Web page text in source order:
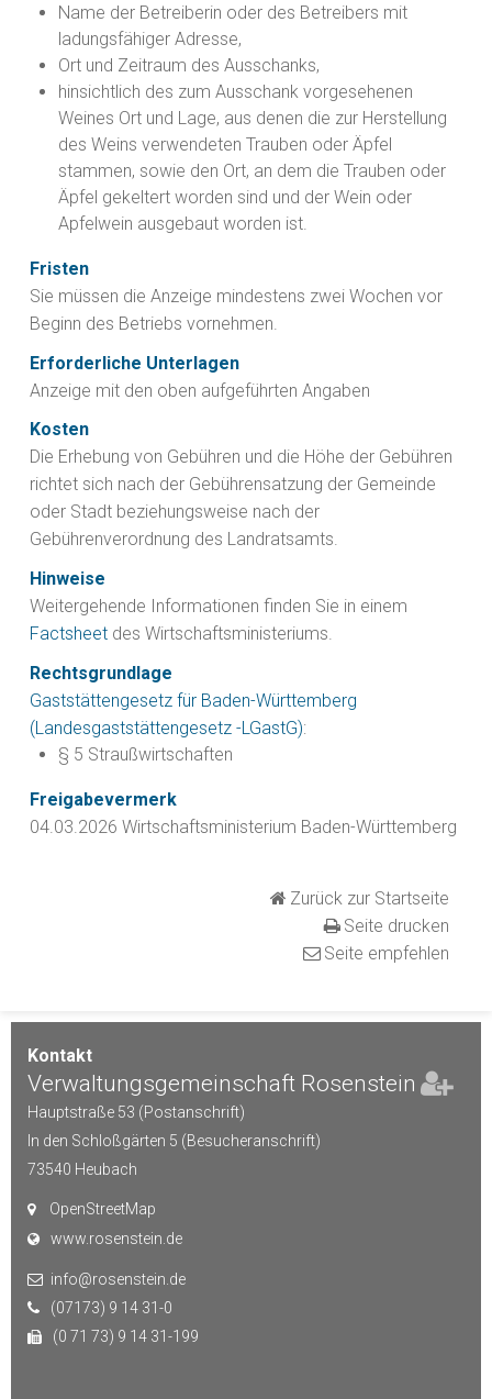
Kontakt
Verwaltungsgemeinschaft Rosenstein
Hauptstraße 53 (Postanschrift)
In den Schloßgärten 5 (Besucheranschrift)
73540 Heubach
OpenStreetMap
www.rosenstein.de
info@rosenstein.de
(07173) 9 14 31-0
(0 71 73) 9 14 31-199
Name der Betreiberin oder des Betreibers mit
ladungsfähiger Adresse,
Ort und Zeitraum des Ausschanks,
hinsichtlich des zum Ausschank vorgesehenen
Weines Ort und Lage, aus denen die zur Herstellung
des Weins verwendeten Trauben oder Äpfel
stammen, sowie den Ort, an dem die Trauben oder
Äpfel gekeltert worden sind und der Wein oder
Apfelwein ausgebaut worden ist.
Fristen
Sie müssen die Anzeige mindestens zwei Wochen vor
Beginn des Betriebs vornehmen.
Erforderliche Unterlagen
Anzeige mit den oben aufgeführten Angaben
Kosten
Die Erhebung von Gebühren und die Höhe der Gebühren
richtet sich nach der Gebührensatzung der Gemeinde
oder Stadt beziehungsweise nach der
Gebührenverordnung des Landratsamts.
Hinweise
Weitergehende Informationen finden Sie in einem
Factsheet des Wirtschaftsministeriums.
Rechtsgrundlage
Gaststättengesetz für Baden-Württemberg
(Landesgaststättengesetz -LGastG):
§ 5 Straußwirtschaften
Freigabevermerk
04.03.2026 Wirtschaftsministerium Baden-Württemberg
Zurück zur Startseite
Seite drucken
Seite empfehlen